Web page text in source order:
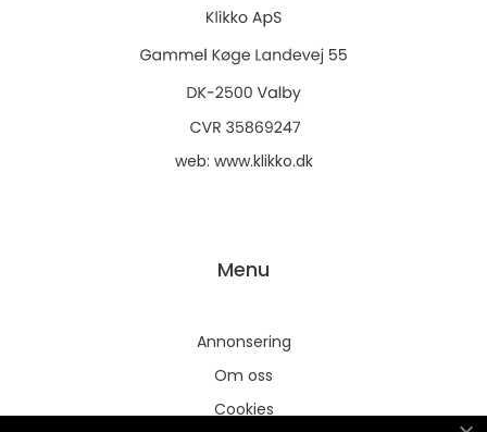
web: www.klikko.dk
Menu
Annonsering
Om oss
Cookies